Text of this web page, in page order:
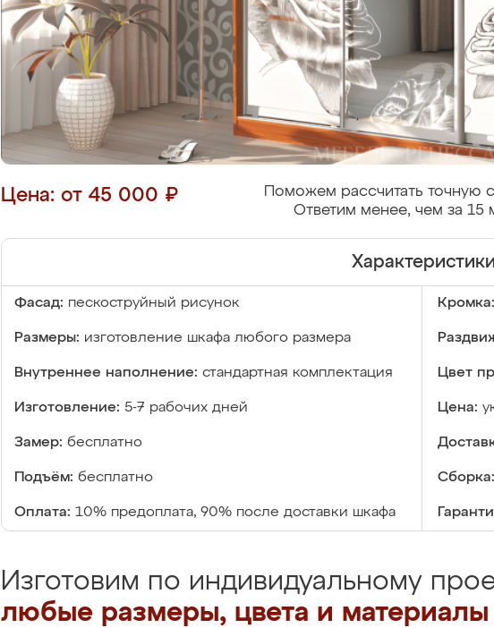
Цена: от 45 000 ₽
Поможем рассчитать точную
Ответим менее, чем за 15
Характеристики
Фасад: пескоструйный рисунок Кромка:
Размеры: изготовление шкафа любого размера
Внутреннее наполнение: стандартная комплектация Цвет
Изготовление: 5-7 рабочих дней Цена:
Замер: бесплатно
Подъём: бесплатно Сборка:
Оплата: 10% предоплата, 90% после доставки шкафа
Изготовим по индивидуальному
любые размеры, цвета и материалы